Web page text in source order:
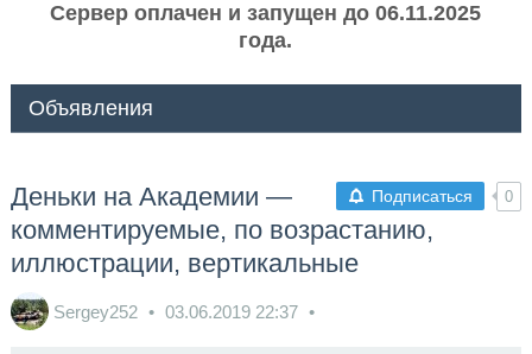
Сервер оплачен и запущен до 06.11.2025
года.
Объявления
Подписаться 0
Деньки на Академии —
комментируемые, по возрастанию,
иллюстрации, вертикальные
Sergey252 03.06.2019 22:37